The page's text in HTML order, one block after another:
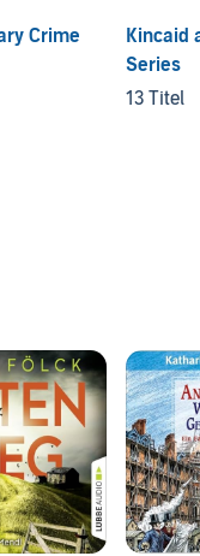
Crime
Kincaid
Series
13 Titel